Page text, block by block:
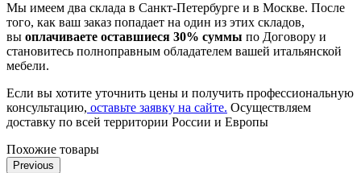
Мы имеем два склада в Санкт-Петербурге и в Москве. После
того, как ваш заказ попадает на один из этих складов,
вы оплачиваете оставшиеся 30% суммы по Договору и
становитесь полноправным обладателем вашей итальянской
мебели.
Если вы хотите уточнить цены и получить профессиональную
консультацию, оставьте заявку на сайте. Осуществляем
доставку по всей территории России и Европы
Похожие товары
Previous